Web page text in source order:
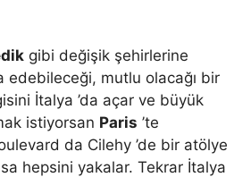
gibi değişik şehirlerine
edebileceği, mutlu olacağı bir
İtalya ’da açar ve büyük
istiyorsan Paris ’te
da Cilehy ’de bir atölye
hepsini yakalar. Tekrar İtalya